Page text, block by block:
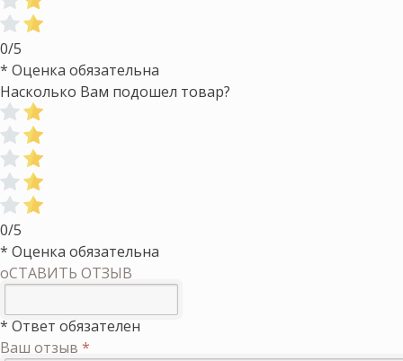
0/5
* Оценка обязательна
Насколько Вам подошел товар?
0/5
* Оценка обязательна
оСТАВИТЬ ОТЗЫВ
* Ответ обязателен
Ваш отзыв *